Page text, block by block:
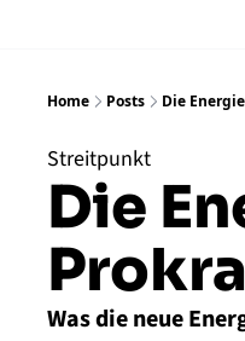
Home Posts Die
Streitpunkt
Die
Was die neue